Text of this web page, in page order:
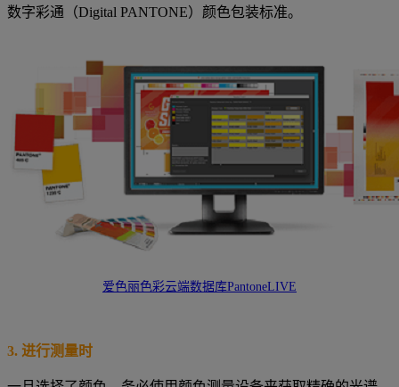
数字彩通（Digital PANTONE）颜色包装标准。
爱色丽色彩云端数据库PantoneLIVE
3. 进行测量时